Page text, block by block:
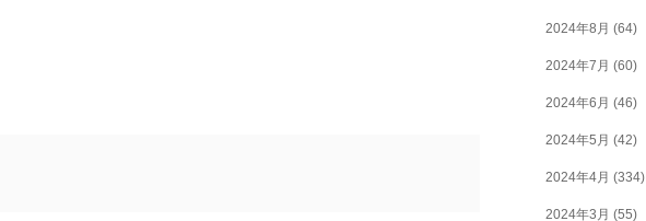
2024年8月 (64)
2024年7月 (60)
2024年6月 (46)
2024年5月 (42)
2024年4月 (334)
2024年3月 (55)